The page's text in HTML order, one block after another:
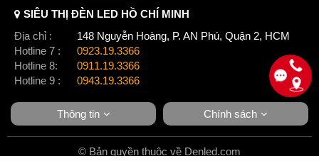
SIÊU THỊ ĐÈN LED HỒ CHÍ MINH
Địa chỉ :
148 Nguyễn Hoàng, P. AN Phú, Quận 2, HCM
Hotline 7 :
0923.19.3366
Hotline 8:
0911.19.3366
Hotline 9 :
0943.19.3366
Thông tin Chính sách
© Bản quyền thuộc về Denled.com